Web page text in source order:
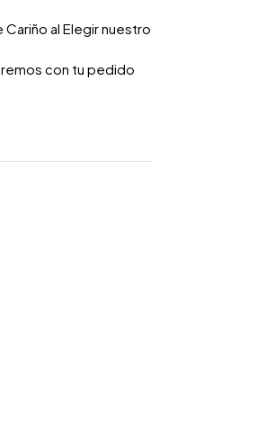
al Elegir nuestro
con tu pedido